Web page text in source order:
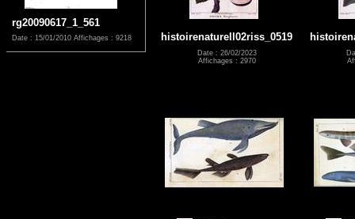
rg20090617_1_561
Date : 15/01/2010 Affichages : 9218 histoirenaturell02riss_0519
Date : 26/02/2023
Affichages : 2970